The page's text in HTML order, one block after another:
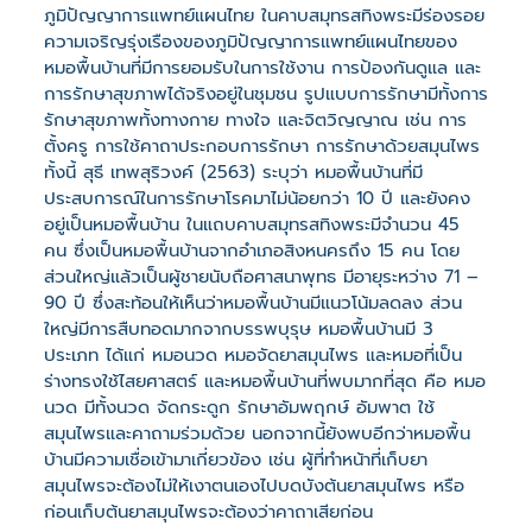
ภูมิปัญญาการแพทย์แผนไทย ในคาบสมุทรสทิงพระมีร่องรอย
ความเจริญรุ่งเรืองของภูมิปัญญาการแพทย์แผนไทยของ
หมอพื้นบ้านที่มีการยอมรับในการใช้งาน การป้องกันดูแล และ
การรักษาสุขภาพได้จริงอยู่ในชุมชน รูปแบบการรักษามีทั้งการ
รักษาสุขภาพทั้งทางกาย ทางใจ และจิตวิญญาณ เช่น การ
ตั้งครู การใช้คาถาประกอบการรักษา การรักษาด้วยสมุนไพร
ทั้งนี้ สุธี เทพสุริวงค์ (2563) ระบุว่า หมอพื้นบ้านที่มี
ประสบการณ์ในการรักษาโรคมาไม่น้อยกว่า 10 ปี และยังคง
อยู่เป็นหมอพื้นบ้าน ในแถบคาบสมุทรสทิงพระมีจำนวน 45
คน ซึ่งเป็นหมอพื้นบ้านจากอำเภอสิงหนครถึง 15 คน โดย
ส่วนใหญ่แล้วเป็นผู้ชายนับถือศาสนาพุทธ มีอายุระหว่าง 71 –
90 ปี ซึ่งสะท้อนให้เห็นว่าหมอพื้นบ้านมีแนวโน้มลดลง ส่วน
ใหญ่มีการสืบทอดมากจากบรรพบุรุษ หมอพื้นบ้านมี 3
ประเภท ได้แก่ หมอนวด หมอจัดยาสมุนไพร และหมอที่เป็น
ร่างทรงใช้ไสยศาสตร์ และหมอพื้นบ้านที่พบมากที่สุด คือ หมอ
นวด มีทั้งนวด จัดกระดูก รักษาอัมพฤกษ์ อัมพาต ใช้
สมุนไพรและคาถามร่วมด้วย นอกจากนี้ยังพบอีกว่าหมอพื้น
บ้านมีความเชื่อเข้ามาเกี่ยวข้อง เช่น ผู้ที่ทำหน้าที่เก็บยา
สมุนไพรจะต้องไม่ให้เงาตนเองไปบดบังต้นยาสมุนไพร หรือ
ก่อนเก็บต้นยาสมุนไพรจะต้องว่าคาถาเสียก่อน